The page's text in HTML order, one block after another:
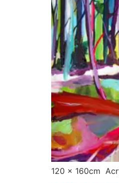
120 x 160cm